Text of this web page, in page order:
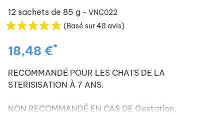
12 sachets de 85 g - VNC022
(Basé sur 48 avis)
18,48 €*
RECOMMANDÉ POUR LES CHATS DE LA
STERISISATION À 7 ANS.
NON RECOMMANDÉ EN CAS DE Gestation,